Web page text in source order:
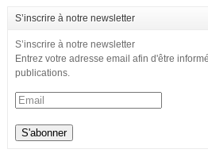
S’inscrire à notre newsletter
S’inscrire à notre newsletter
Entrez votre adresse email afin d'être
publications.